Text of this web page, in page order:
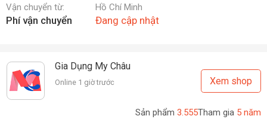
Vận chuyển từ: Hồ Chí Minh
Phí vận chuyển Đang cập nhật
Gia Dụng My Châu
Online 1 giờ trước Xem shop
Sản phẩm 3.555Tham gia 5 năm